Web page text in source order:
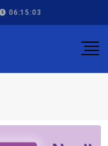
06:15:03